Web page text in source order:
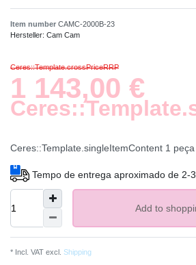
Item number CAMC-2000B-23
Hersteller: Cam Cam
Ceres::Template.crossPriceRRP
1 143,00 €
Ceres::Template.singleItemContent 1 peça
Tempo de entrega aproximado de 2-
Add to
* Incl. VAT excl. Shipping